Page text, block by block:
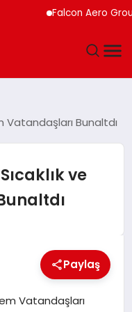
Falcon Aero
Vatandaşları Bunaltdı
ve
Paylaş